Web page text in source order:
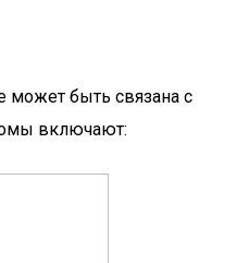
может быть связана с
включают: